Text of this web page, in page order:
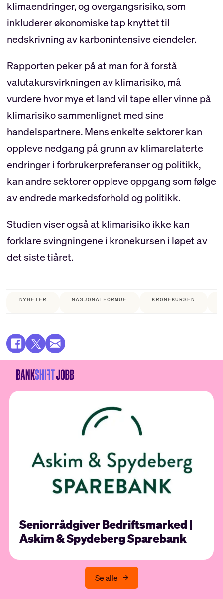
klimaendringer, og overgangsrisiko, som
inkluderer økonomiske tap knyttet til
nedskrivning av karbonintensive eiendeler.
Rapporten peker på at man for å forstå
valutakursvirkningen av klimarisiko, må
vurdere hvor mye et land vil tape eller vinne på
klimarisiko sammenlignet med sine
handelspartnere. Mens enkelte sektorer kan
oppleve nedgang på grunn av klimarelaterte
endringer i forbrukerpreferanser og politikk,
kan andre sektorer oppleve oppgang som følge
av endrede markedsforhold og politikk.
Studien viser også at klimarisiko ikke kan
forklare svingningene i kronekursen i løpet av
det siste tiåret.
NYHETER NASJONALFORMUE KRONEKURSEN
Seniorrådgiver Bedriftsmarked |
Askim & Spydeberg Sparebank
Se alle